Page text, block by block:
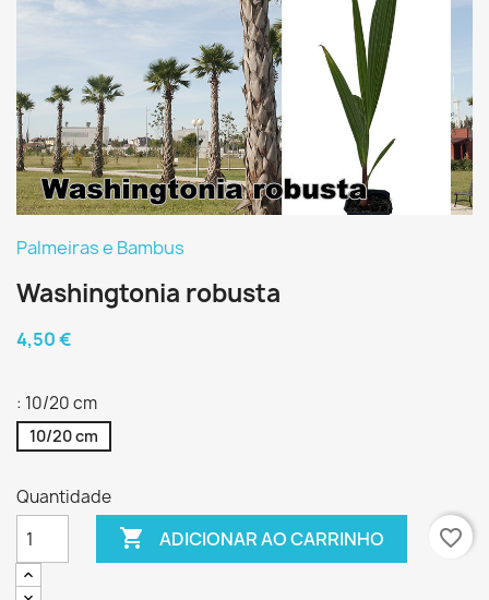
Palmeiras e Bambus
Washingtonia robusta
4,50 €
: 10/20 cm
10/20 cm
Quantidade
 ADICIONAR AO CARRINHO favorite_border